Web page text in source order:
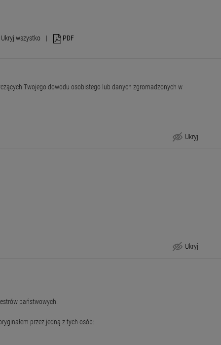
Ukryj wszystko | PDF
Ukryj
Twojego dowodu osobistego lub danych zgromadzonych w
Ukryj
państwowych.
przez jedną z tych osób: